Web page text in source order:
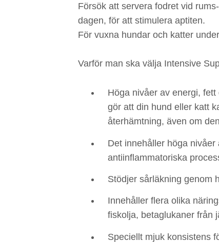
Försök att servera fodret vid
dagen, för att stimulera aptiten.
För vuxna hundar och katter
Varför man ska välja Intensive
Höga nivåer av energi,
gör att din hund eller katt
återhämtning, även om
Det innehåller höga
antiinflammatoriska
Stödjer sårläkning genom
Innehåller flera olika
fiskolja, betaglukaner från
Speciellt mjuk konsistens